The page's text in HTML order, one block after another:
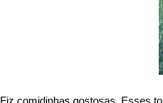
Fiz comidinhas gostosas. Esses